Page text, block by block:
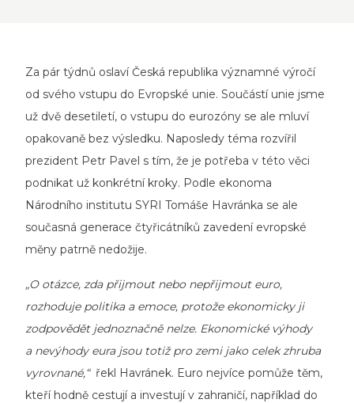
Za pár týdnů oslaví Česká republika významné výročí
od svého vstupu do Evropské unie. Součástí unie jsme
už dvě desetiletí, o vstupu do eurozóny se ale mluví
opakovaně bez výsledku. Naposledy téma rozvířil
prezident Petr Pavel s tím, že je potřeba v této věci
podnikat už konkrétní kroky. Podle ekonoma
Národního institutu SYRI Tomáše Havránka se ale
současná generace čtyřicátníků zavedení evropské
měny patrně nedožije.
„O otázce, zda přijmout nebo nepřijmout euro,
rozhoduje politika a emoce, protože ekonomicky ji
zodpovědět jednoznačně nelze. Ekonomické výhody
a nevýhody eura jsou totiž pro zemi jako celek zhruba
vyrovnané,“ řekl Havránek. Euro nejvíce pomůže těm,
kteří hodně cestují a investují v zahraničí, například do